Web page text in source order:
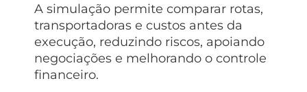
A simulação permite comparar rotas,
transportadoras e custos antes da
execução, reduzindo riscos, apoiando
negociações e melhorando o controle
financeiro.